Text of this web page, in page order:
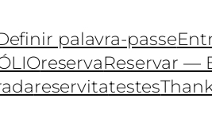
palavra-passe
reservaReservar —
reservitatestes